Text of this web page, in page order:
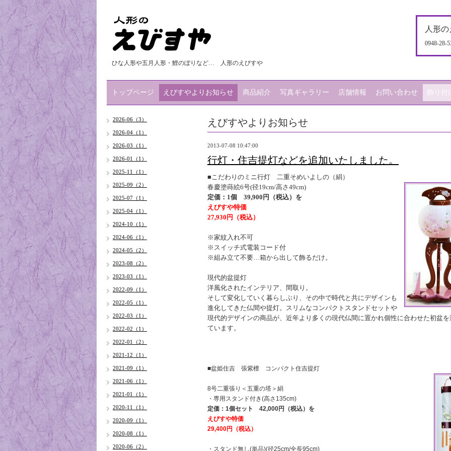
人形
0948-28-
ひな人形や五月人形・鯉のぼりなど… 人形のえびすや
トップページ えびすやよりお知らせ 商品紹介 写真ギャラリー 店舗情報 お問い合わせ 飾り付
えびすやよりお知らせ
2013-07-08 10:47:00
行灯・住吉提灯などを追加いたしました。
■こだわりのミニ行灯 二重そめいよしの（絹）
春慶塗蒔絵6号(径19cm/高さ49cm)
定価：1個 39,900円（税込）を
えびすや特価
27,930円（税込）
※家紋入れ不可
※スイッチ式電装コード付
※組み立て不要…箱から出して飾るだけ。
現代的盆提灯
洋風化されたインテリア、間取り。
そして変化していく暮らしぶり、その中で時代と共にデザインも
進化してきた仏間や提灯。スリムなコンパクトスタンドセットや
現代的デザインの商品が、近年より多くの現代仏間に置かれ個性に合わせた初盆を
ています。
■盆姫住吉 張紫檀 コンパクト住吉提灯
8号二重張り＜五重の塔＞絹
・専用スタンド付き(高さ135cm)
定価：1個セット 42,000円（税込）を
えびすや特価
29,400円（税込）
・スタンド無し(単品)(径25cm/全長95cm)
2026-06（3）
2026-04（1）
2026-03（1）
2026-01（1）
2025-11（1）
2025-09（2）
2025-07（1）
2025-04（1）
2024-10（1）
2024-06（1）
2024-05（2）
2023-08（2）
2023-03（1）
2022-09（1）
2022-05（1）
2022-03（1）
2022-02（1）
2022-01（2）
2021-12（1）
2021-09（1）
2021-06（1）
2021-01（1）
2020-11（1）
2020-09（1）
2020-08（1）
2020-06（2）